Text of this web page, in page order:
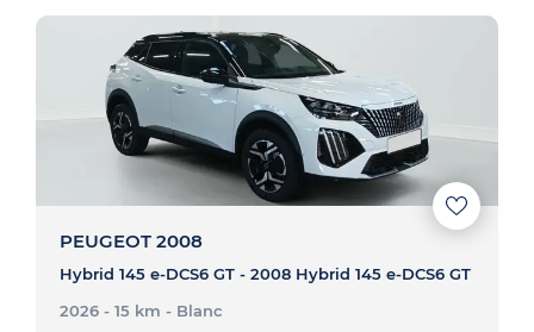
PEUGEOT 2008
Hybrid 145 e-DCS6 GT - 2008 Hybrid 145 e-DCS6 GT
2026 - 15 km - Blanc